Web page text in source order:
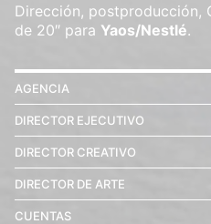
Dirección, postproducción,
de 20″ para Yaos/Nestlé.
AGENCIA
DIRECTOR EJECUTIVO
DIRECTOR CREATIVO
DIRECTOR DE ARTE
CUENTAS